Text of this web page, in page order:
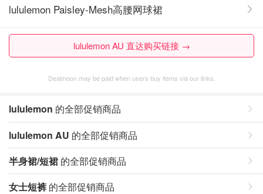
lululemon Paisley-Mesh高腰网球裙
lululemon AU 直达购买链接 →
Dealmoon may be paid when users buy items via our links.
lululemon 的全部促销商品
lululemon AU 的全部促销商品
半身裙/短裙 的全部促销商品
女士短裤 的全部促销商品